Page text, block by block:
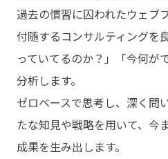
過去の慣習に囚われたウェブ
付随するコンサルティングを
っていてるのか？」「今何が
分析します。
ゼロベースで思考し、深く問
たな知見や戦略を用いて、今
成果を生み出します。